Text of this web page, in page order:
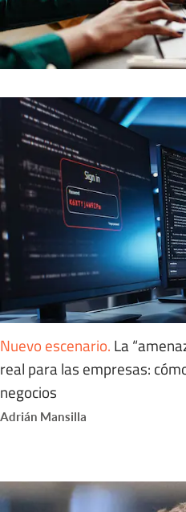
Nuevo escenario. La
real para las empresas:
negocios
Adrián Mansilla